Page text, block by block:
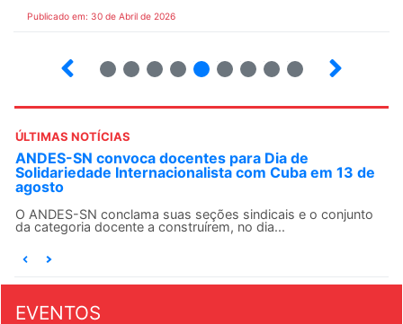
Publicado em: 30 de Abril de 2026
ÚLTIMAS NOTÍCIAS
ANDES-SN convoca docentes para Dia de
Solidariedade Internacionalista com Cuba em 13 de
agosto
O ANDES-SN conclama suas seções sindicais e o conjunto
da categoria docente a construírem, no dia...
EVENTOS